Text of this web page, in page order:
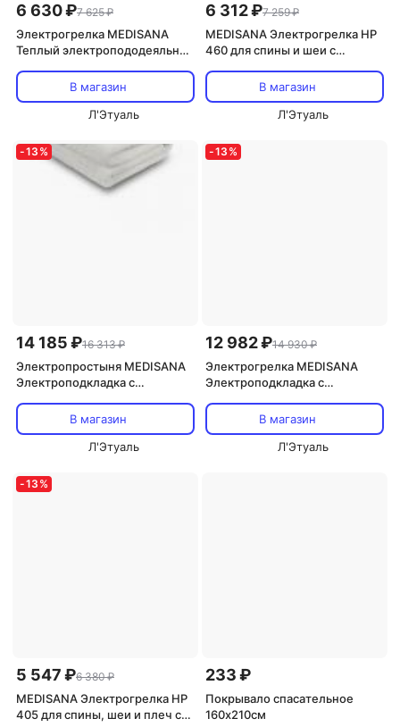
6 630 ₽7 625 ₽
Электрогрелка MEDISANA
Теплый электропододеяльник
В магазин
Л'Этуаль
6 312 ₽7 259 ₽
MEDISANA Электрогрелка HP
460 для спины и шеи с
В магазин
Л'Этуаль
-13 %
14 185 ₽16 313 ₽
Электропростыня MEDISANA
Электроподкладка с
мягкого флисаВ магазин
Л'Этуаль
-13 %
12 982 ₽14 930 ₽
Электрогрелка MEDISANA
Электроподкладка с
раздельным нагревом
В магазин
Л'Этуаль
-13 %
5 547 ₽6 380 ₽
MEDISANA Электрогрелка HP
405 для спины, шеи и плеч с
233 ₽
Покрывало спасательное
160х210см